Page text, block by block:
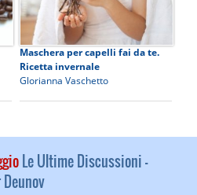
Maschera per capelli fai da te.
Ricetta invernale
Glorianna Vaschetto
Le Ultime Discussioni -